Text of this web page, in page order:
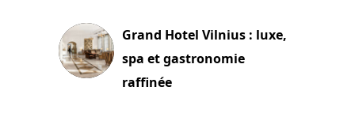
Grand Hotel Vilnius : luxe,
spa et gastronomie
raffinée